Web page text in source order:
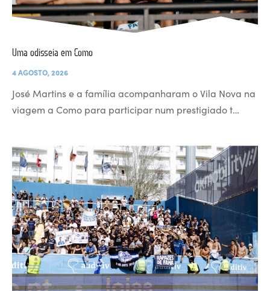
Uma odisseia em Como
4 AGOSTO, 2026
José Martins e a família acompanharam o Vila Nova na
viagem a Como para participar num prestigiado t…